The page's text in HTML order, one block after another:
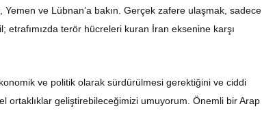
Yemen ve Lübnan’a bakın. Gerçek zafere ulaşmak, sadece
terör hücreleri kuran İran eksenine karşı
ve politik olarak sürdürülmesi gerektiğini ve ciddi
ortaklıklar geliştirebileceğimizi umuyorum. Önemli bir Arap